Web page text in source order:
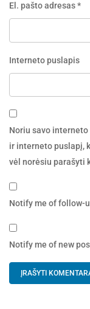
El. pašto adresas*
Interneto puslapis
Noriu savo
ir interneto puslapį,
vėl norėsiu parašyti
Notify me of follow-
Notify me of new